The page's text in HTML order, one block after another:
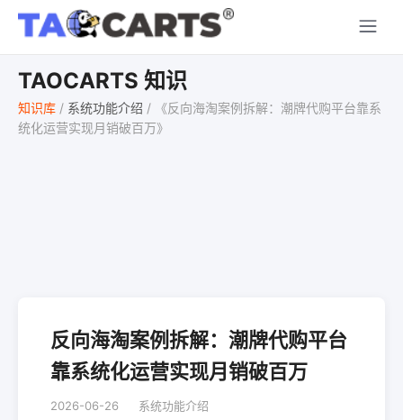
TAOCARTS 知识
知识库 / 系统功能介绍 /
《反向海淘案例拆解：潮牌代购平台靠系
统化运营实现月销破百万》
反向海淘案例拆解：潮牌代购平台
靠系统化运营实现月销破百万
2026-06-26 系统功能介绍